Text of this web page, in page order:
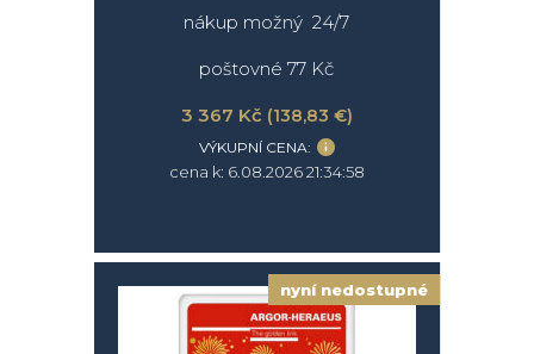
nákup možný 24/7
poštovné 77 Kč
3 367 Kč (138,83 €)
VÝKUPNÍ CENA:
cena k: 6.08.2026 21:34:58
nyní nedostupné